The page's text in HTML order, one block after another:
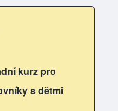
kurz pro
s dětmi